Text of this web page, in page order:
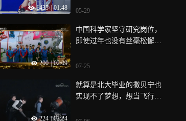
1433 01:48 05-29
200 | 02:09
中国科学家坚守研究岗位，
即使过年也没有丝毫松懈，
07-25
224 | 02:24
就算是北大毕业的撒贝宁也
实现不了梦想，想当飞行员
背后原因太心酸